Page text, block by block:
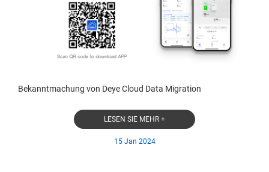
Bekanntmachung von Deye Cloud Data Migration
LESEN SIE MEHR +
15 Jan 2024